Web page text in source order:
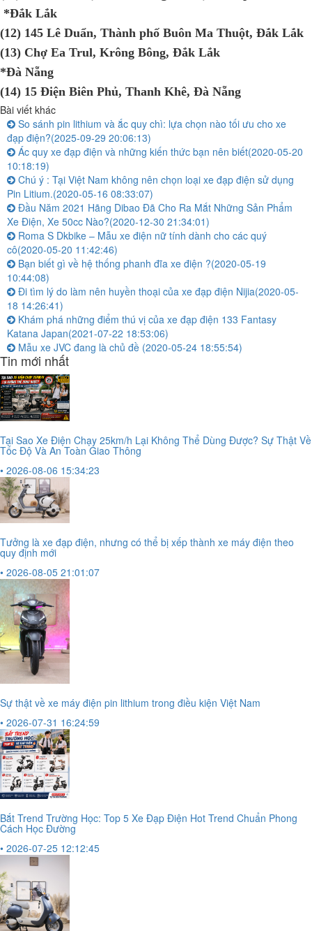
*Đắk Lắk
(12) 145 Lê Duẩn, Thành phố Buôn Ma Thuột, Đắk Lắk
(13) Chợ Ea Trul, Krông Bông, Đắk Lắk
*Đà Nẵng
(14) 15 Điện Biên Phủ, Thanh Khê, Đà Nẵng
Bài viết khác
So sánh pin lithium và ắc quy chì: lựa chọn nào tối ưu cho xe
đạp điện?(2025-09-29 20:06:13)
Ác quy xe đạp điện và những kiến thức bạn nên biết(2020-05-20
10:18:19)
Chú ý : Tại Việt Nam không nên chọn loại xe đạp điện sử dụng
Pin Litium.(2020-05-16 08:33:07)
Đầu Năm 2021 Hãng Dibao Đã Cho Ra Mắt Những Sản Phẩm
Xe Điện, Xe 50cc Nào?(2020-12-30 21:34:01)
Roma S Dkbike – Mẫu xe điện nữ tính dành cho các quý
cô(2020-05-20 11:42:46)
Bạn biết gì về hệ thống phanh đĩa xe điện ?(2020-05-19
10:44:08)
Đi tìm lý do làm nên huyền thoại của xe đạp điện Nijia(2020-05-
18 14:26:41)
Khám phá những điểm thú vị của xe đạp điện 133 Fantasy
Katana Japan(2021-07-22 18:53:06)
Mẫu xe JVC đang là chủ đề (2020-05-24 18:55:54)
Tin mới nhất
Tại Sao Xe Điện Chạy 25km/h Lại Không Thể Dùng Được? Sự Thật Về
Tốc Độ Và An Toàn Giao Thông
• 2026-08-06 15:34:23
Tưởng là xe đạp điện, nhưng có thể bị xếp thành xe máy điện theo
quy định mới
• 2026-08-05 21:01:07
Sự thật về xe máy điện pin lithium trong điều kiện Việt Nam
• 2026-07-31 16:24:59
Bắt Trend Trường Học: Top 5 Xe Đạp Điện Hot Trend Chuẩn Phong
Cách Học Đường
• 2026-07-25 12:12:45